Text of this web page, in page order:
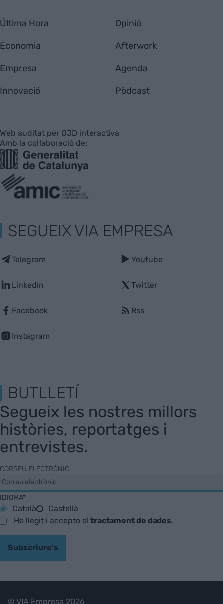
Última Hora
Economia
Empresa
Innovació
Opinió
Afterwork
Agenda
Pòdcast
Web auditat per OJD interactiva
Amb la col·laboració de:
SEGUEIX VIA EMPRESA
Telegram
Linkedin
Facebook
Instagram
Youtube
Twitter
Rss
BUTLLETÍ
Segueix les nostres millors
històries, reportatges i
entrevistes.
CORREU ELECTRÒNIC
IDIOMA*
Català
Castellà
He llegit i accepto eltractament de dades.
Subscriure's
© VIA Empresa 2026